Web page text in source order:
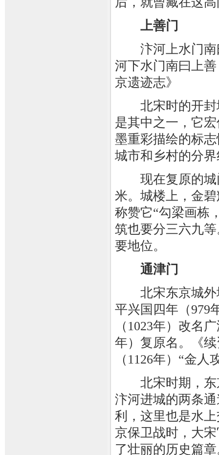
上善门
汴河上水门南
河下水门南曰上
京遗迹志》
北宋时的开封
是其中之一，它
墨重彩描绘的标
城市和乡村的分
现在复原的城门
米。城楼上，金
称赞它“勾梁画栋
筑也要分三六九
要地位。
通津门
北宋东京城外
平兴国四年（979
（1023年）改名
年）复原名。《
（1126年）“金
北宋时期，东
汴河进城的两条
利，这里也是水
京保卫战时，大
了壮丽的历史篇